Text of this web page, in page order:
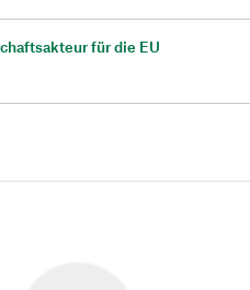
für die EU